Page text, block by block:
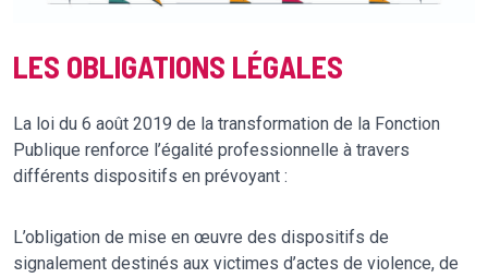
LES OBLIGATIONS LÉGALES
La loi du 6 août 2019 de la transformation de la Fonction
Publique renforce l’égalité professionnelle à travers
différents dispositifs en prévoyant :
L’obligation de mise en œuvre des dispositifs de
signalement destinés aux victimes d’actes de violence, de